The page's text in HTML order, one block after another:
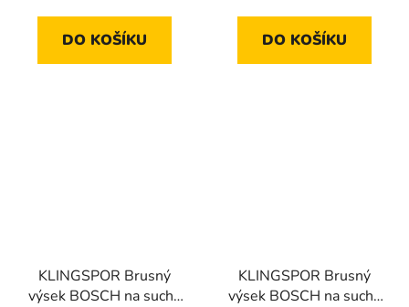
DO KOŠÍKU DO KOŠÍKU
KLINGSPOR Brusný
výsek BOSCH na suchý
KLINGSPOR Brusný
výsek BOSCH na suchý